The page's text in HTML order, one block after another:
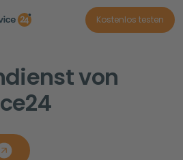
Kostenlos testen
von